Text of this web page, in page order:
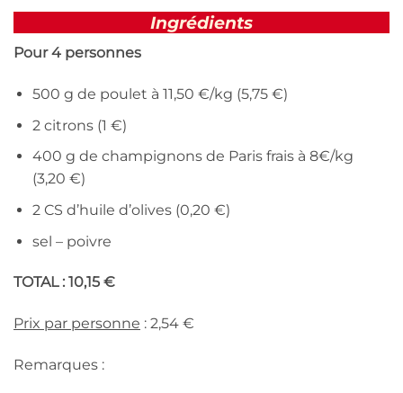
Ingrédients
Pour 4 personnes
500 g de poulet à 11,50 €/kg (5,75 €)
2 citrons (1 €)
400 g de champignons de Paris frais à 8€/kg
(3,20 €)
2 CS d’huile d’olives (0,20 €)
sel – poivre
TOTAL : 10,15 €
Prix par personne : 2,54 €
Remarques :